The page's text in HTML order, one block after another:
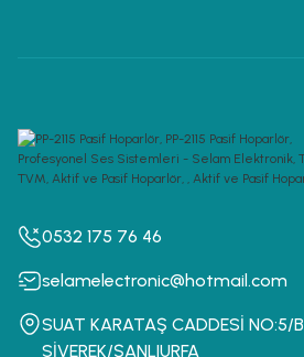
0532 175 76 46
selamelectronic@hotmail.com
SUAT KARATAŞ CADDESİ NO:5/B
SİVEREK/ŞANLIURFA